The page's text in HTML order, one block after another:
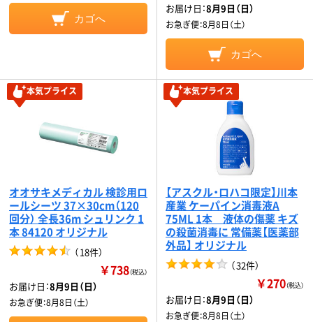
カゴへ
お届け日：8月9日（日）
お急ぎ便：8月8日（土）
カゴへ
本気プライス
オオサキメディカル 検診用ロ
ールシーツ 37×30cm（120
回分） 全長36m シュリンク 1
本 84120 オリジナル
（18件）
￥738（税込）
お届け日：8月9日（日）
お急ぎ便：8月8日（土）
本気プライス
【アスクル・ロハコ限定】川本
産業 ケーパイン消毒液A
75ML 1本 液体の傷薬 キズ
の殺菌消毒に 常備薬【医薬部
外品】 オリジナル
（32件）
￥270（税込）
お届け日：8月9日（日）
お急ぎ便：8月8日（土）